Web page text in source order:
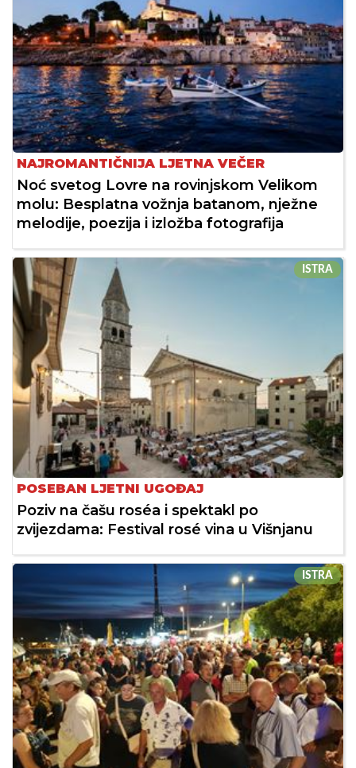
NAJROMANTIČNIJA LJETNA VEČER
Noć svetog Lovre na rovinjskom Velikom
molu: Besplatna vožnja batanom, nježne
melodije, poezija i izložba fotografija
ISTRA
POSEBAN LJETNI UGOĐAJ
Poziv na čašu roséa i spektakl po
zvijezdama: Festival rosé vina u Višnjanu
ISTRA